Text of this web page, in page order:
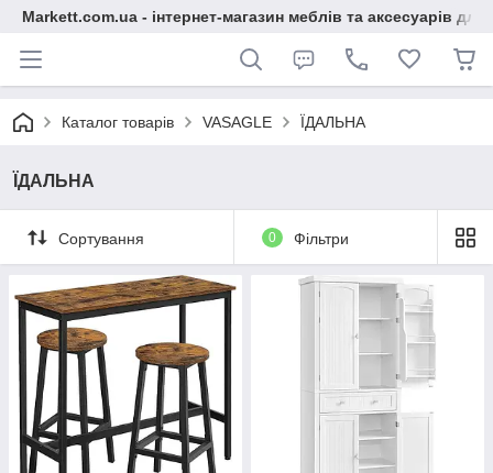
Markett.com.ua - інтернет-магазин меблів та аксесуарів для
Каталог товарів VASAGLE ЇДАЛЬНА
ЇДАЛЬНА
Сортування 0 Фільтри